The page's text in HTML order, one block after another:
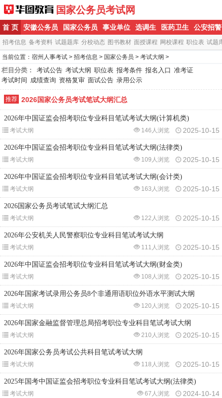
国家公务员考试网
首 页 安徽公务员 国家公务员 事业单位 选调生 医药卫生 公安招警
招考信息 备考资料 试题题库 分校动态 图书教材 面授课程 网校课程 职位表 试题
当前位置：宿州人事考试 >招考信息 > 国家公务员 >考试大纲 >
栏目分类： 考试公告 考试大纲 职位表 报考条件 报名入口 准考证
考试时间 成绩查询 资格复审 面试公告 录用公示
推荐 2026国家公务员考试笔试大纲汇总
2026年中国证监会招考职位专业科目笔试考试大纲(计算机类)
考试大纲 2025-10-15
146人浏览
2026年中国证监会招考职位专业科目笔试考试大纲(法律类)
考试大纲 2025-10-15
109人浏览
2026年中国证监会招考职位专业科目笔试考试大纲(会计类)
考试大纲 2025-10-15
163人浏览
2026国家公务员考试笔试大纲汇总
考试大纲 2025-10-15
122人浏览
2026年公安机关人民警察职位专业科目笔试考试大纲
考试大纲 2025-10-15
111人浏览
2026年中国证监会招考职位专业科目笔试考试大纲(财金类)
考试大纲 2025-10-15
108人浏览
2026年国家考试录用公务员8个非通用语职位外语水平测试大纲
考试大纲 2025-10-15
120人浏览
2026年国家金融监督管理总局招考职位专业科目笔试考试大纲
考试大纲 2025-10-15
210人浏览
2026年国家公务员考试公共科目笔试考试大纲
考试大纲 2025-10-15
118人浏览
2025年国考中国证监会招考职位专业科目笔试考试大纲(法律类)
考试大纲 2024-10-14
67人浏览